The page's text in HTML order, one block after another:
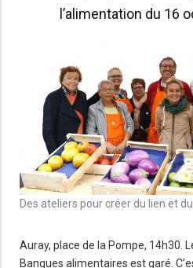
l’alimentation du 16
Des ateliers pour créer du lien et
Auray, place de la Pompe, 14h30.
Banques alimentaires est garé.